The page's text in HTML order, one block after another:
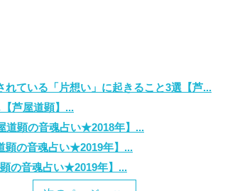
れている「片想い」に起きること3選【芦...
芦屋道顕】...
道顕の音魂占い★2018年】...
顕の音魂占い★2019年】...
の音魂占い★2019年】...